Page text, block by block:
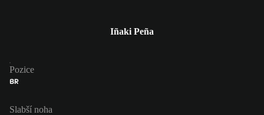
Iñaki Peña
Pozice
BR
Slabší noha